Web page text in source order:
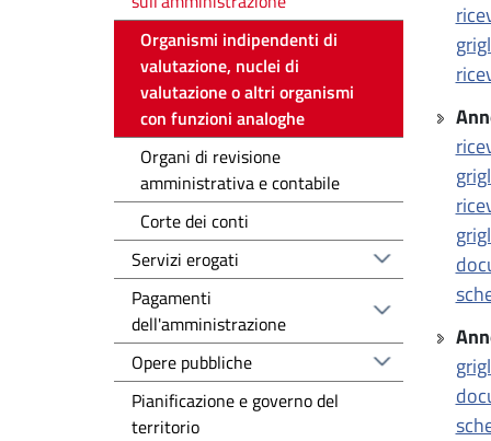
Organismi indipendenti di
valutazione, nuclei di
valutazione o altri organismi
con funzioni analoghe
Organi di revisione
amministrativa e contabile
Corte dei conti
Servizi erogati
Pagamenti
dell'amministrazione
Opere pubbliche
Pianificazione e governo del
territorio